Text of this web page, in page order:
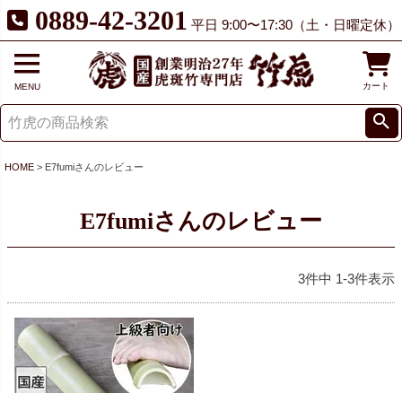
0889-42-3201 平日 9:00〜17:30（土・日曜定休）
MENU カート
HOME E7fumiさんのレビュー
E7fumiさんのレビュー
3件中 1-3件表示